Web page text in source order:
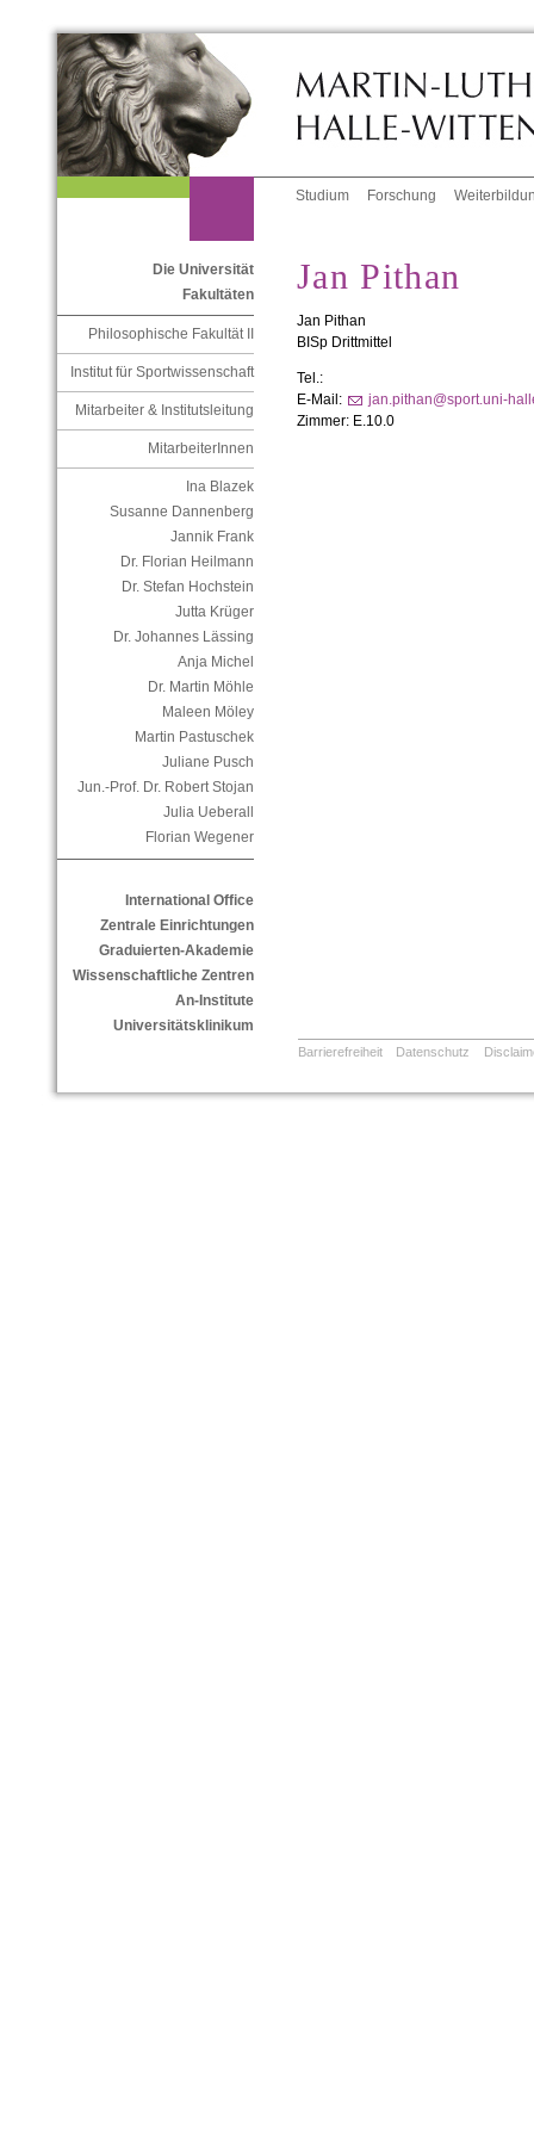
Studium Forschung
Die Universität
Fakultäten
Philosophische Fakultät II
Institut für Sportwissenschaft
Mitarbeiter & Institutsleitung
MitarbeiterInnen
Ina Blazek
Susanne Dannenberg
Jannik Frank
Dr. Florian Heilmann
Dr. Stefan Hochstein
Jutta Krüger
Dr. Johannes Lässing
Anja Michel
Dr. Martin Möhle
Maleen Möley
Martin Pastuschek
Juliane Pusch
Jun.-Prof. Dr. Robert Stojan
Julia Ueberall
Florian Wegener
International Office
Zentrale Einrichtungen
Graduierten-Akademie
Wissenschaftliche Zentren
An-Institute
Universitätsklinikum
Jan Pithan
Jan Pithan
BISp Drittmittel
Tel.:
E-Mail:
jan.pithan@sport.uni-
Zimmer: E.10.0
Barrierefreiheit Datenschutz